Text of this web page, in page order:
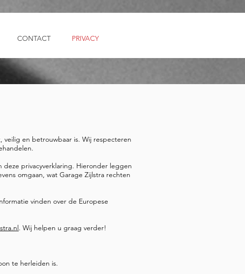
CONTACT PRIVACY
en betrouwbaar is. Wij respecteren
deze privacyverklaring. Hieronder leggen
omgaan, wat Garage Zijlstra rechten
vinden over de Europese
. Wij helpen u graag verder!
te herleiden is.